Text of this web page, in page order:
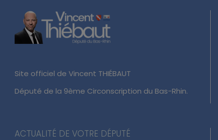
Site officiel de Vincent THIÉBAUT
Député de la 9ème Circonscription du Bas-Rhin.
ACTUALITÉ DE VOTRE DÉPUTÉ